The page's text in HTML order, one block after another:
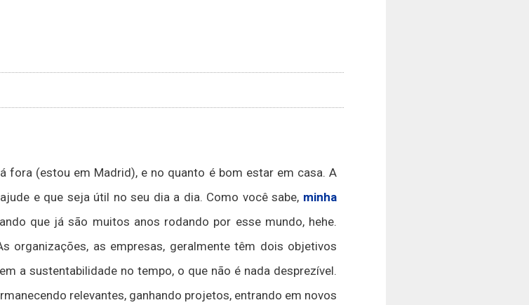
fora (estou em Madrid), e no quanto é bom estar em casa. A
e que seja útil no seu dia a dia. Como você sabe, minha
que já são muitos anos rodando por esse mundo, hehe.
organizações, as empresas, geralmente têm dois objetivos
a sustentabilidade no tempo, o que não é nada desprezível.
relevantes, ganhando projetos, entrando em novos